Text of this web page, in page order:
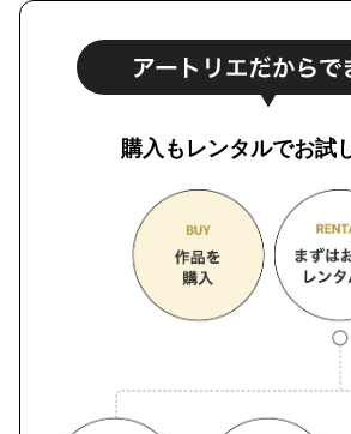
購入もレンタルでお試